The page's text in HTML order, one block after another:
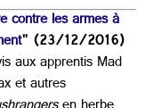
contre les armes à
" (23/12/2016)
aux apprentis Mad
et autres